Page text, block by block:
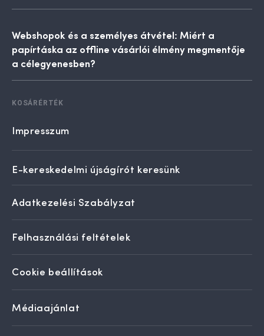
Webshopok és a személyes átvétel: Miért a
papírtáska az offline vásárlói élmény megmentője
a célegyenesben?
KOSÁRÉRTÉK
Impresszum
E-kereskedelmi újságírót keresünk
Adatkezelési Szabályzat
Felhasználási feltételek
Cookie beállítások
Médiaajánlat